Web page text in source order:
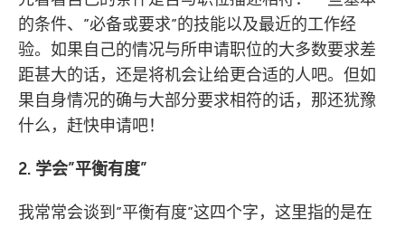
的条件、”必备或要求”的技能以及最近的工作经
验。如果自己的情况与所申请职位的大多数要求差
距甚大的话，还是将机会让给更合适的人吧。但如
果自身情况的确与大部分要求相符的话，那还犹豫
什么，赶快申请吧！
2. 学会”平衡有度”
我常常会谈到”平衡有度”这四个字，这里指的是在